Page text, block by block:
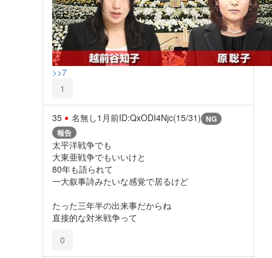
>>7
1
35 名無し1月前ID:QxODI4Njc(15/31) NG
報告
太平洋戦争でも
大東亜戦争でもいいけと
80年も語られて
一大叙事詩みたいな感覚で居るけど
たった三年半の出来事だからね
直接的な対米戦争って
0